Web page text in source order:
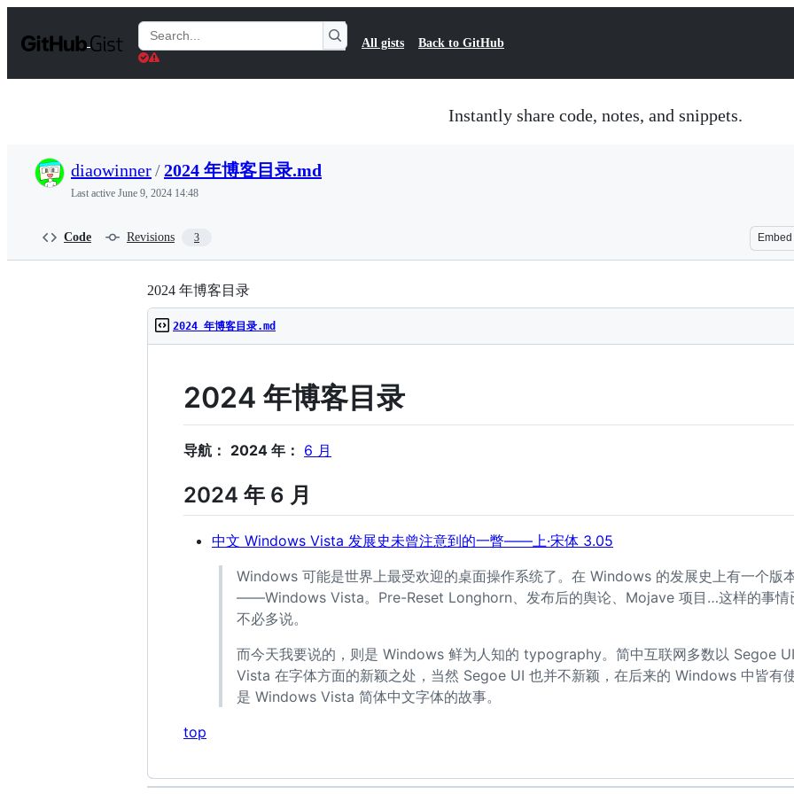
t
Search
Gists
All gists Back to GitHub
Instantly share code, notes, and snippets.
diaowinner/2024 年博客目录.md
Last active June 9, 2024 14:48
Code Revisions 3 Embed
2024 年博客目录
2024 年博客目录.md
2024 年博客目录
导航： 2024 年： 6 月
2024 年 6 月
中文 Windows Vista 发展史未曾注意到的一瞥——上·宋体 3.05
Windows 可能是世界上最受欢迎的桌面操作系统了。在 Windows 的发展史上有一个版
——Windows Vista。Pre-Reset Longhorn、发布后的舆论、Mojave 项目…这样的事情
不必多说。
而今天我要说的，则是 Windows 鲜为人知的 typography。简中互联网多数以 Segoe
Vista 在字体方面的新颖之处，当然 Segoe UI 也并不新颖，在后来的 Windows 中皆有
是 Windows Vista 简体中文字体的故事。
top